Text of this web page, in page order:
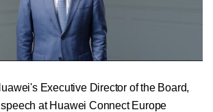
Executive Director of the Board,
at Huawei Connect Europe